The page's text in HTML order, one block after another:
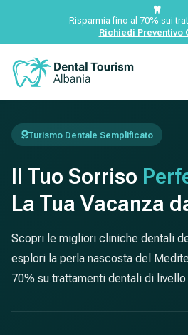
Risparmia fino al 70% sui
Richiedi Preventivo
Turismo Dentale Semplificato
Il Tuo Sorriso
La Tua Vacanza
Scopri le migliori cliniche dentali
esplori la perla nascosta del
70% su trattamenti dentali di livello